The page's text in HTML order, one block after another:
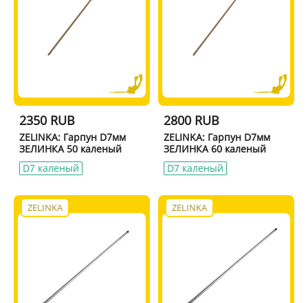
2350 RUB
ZELINKA: Гарпун D7мм
ЗЕЛИНКА 50 каленый
D7 каленый
2800 RUB
ZELINKA: Гарпун D7мм
ЗЕЛИНКА 60 каленый
D7 каленый
ZELINKA ZELINKA